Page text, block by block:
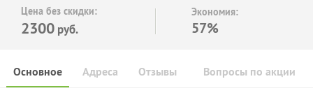
Цена без скидки:
2300 руб.
Экономия:
57%
Основное Отзывы Вопросы по акции
Адреса